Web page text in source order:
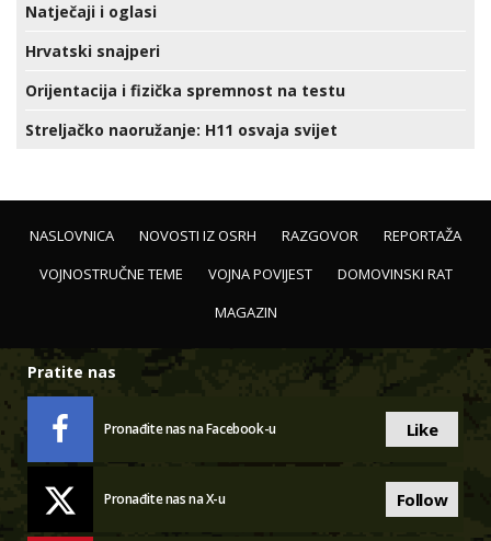
Natječaji i oglasi
Hrvatski snajperi
Orijentacija i fizička spremnost na testu
Streljačko naoružanje: H11 osvaja svijet
NASLOVNICA NOVOSTI IZ OSRH RAZGOVOR
REPORTAŽA
VOJNOSTRUČNE TEME
VOJNA POVIJEST
DOMOVINSKI RAT
MAGAZIN
Pratite nas
Pronađite nas na Facebook-u Like
Pronađite nas na X-u Follow